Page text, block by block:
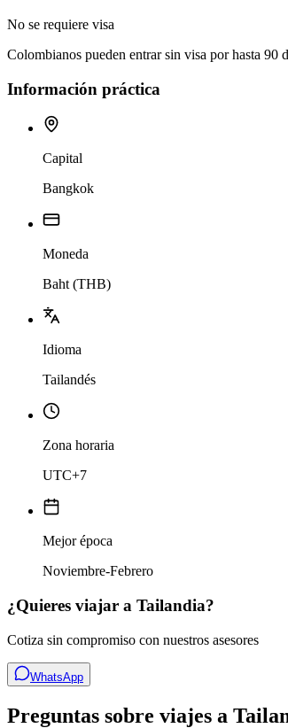
No se requiere visa
Colombianos pueden entrar sin visa por hasta 90
Información práctica
Capital
Bangkok
Moneda
Baht (THB)
Idioma
Tailandés
Zona horaria
UTC+7
Mejor época
Noviembre-Febrero
¿Quieres viajar a Tailandia?
Cotiza sin compromiso con nuestros asesores
WhatsApp
Preguntas sobre viajes a